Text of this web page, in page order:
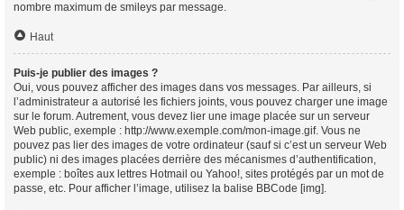
nombre maximum de smileys par message.
Haut
Puis-je publier des images ?
Oui, vous pouvez afficher des images dans vos messages. Par ailleurs, si
l’administrateur a autorisé les fichiers joints, vous pouvez charger une image
sur le forum. Autrement, vous devez lier une image placée sur un serveur
Web public, exemple : http://www.exemple.com/mon-image.gif. Vous ne
pouvez pas lier des images de votre ordinateur (sauf si c’est un serveur Web
public) ni des images placées derrière des mécanismes d’authentification,
exemple : boîtes aux lettres Hotmail ou Yahoo!, sites protégés par un mot de
passe, etc. Pour afficher l’image, utilisez la balise BBCode [img].